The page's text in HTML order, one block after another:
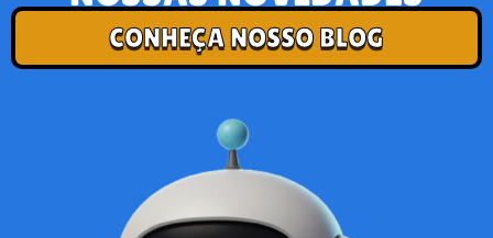
CONHEÇA NOSSO BLOG